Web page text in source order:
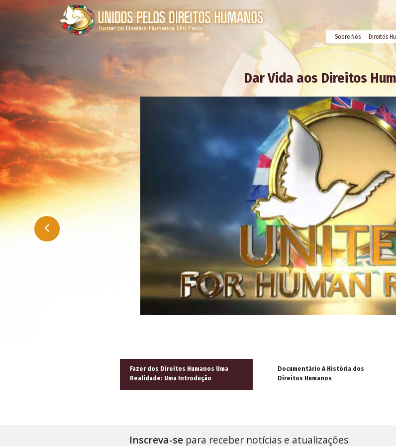
Sobre Nós Direitos
Dar Vida aos Direitos
Fazer dos Direitos Humanos Uma
Realidade: Uma Introdução
Documentário A História dos
Direitos Humanos
Inscreva-separa receber notícias e atualizações